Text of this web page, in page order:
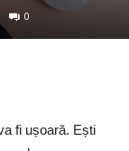
0
fi ușoară. Ești